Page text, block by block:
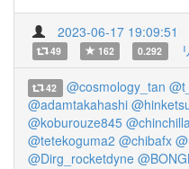
2023-06-17 19:09:51
49 162 0.292
42 @cosmology_tan
@adamtakahashi
@koburouze845
@tetekoguma2 @chibafx
@Dirg_rocketdyne